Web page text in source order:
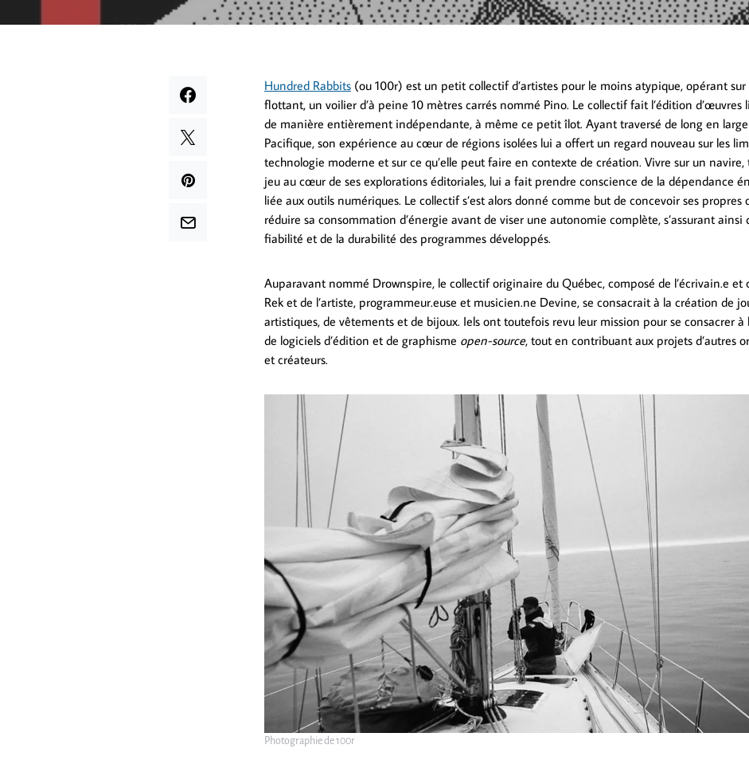
Hundred Rabbits (ou 100r) est un petit collectif d’artistes pour le moins atypique, opérant
flottant, un voilier d’à peine 10 mètres carrés nommé Pino. Le collectif fait l’édition d’œuvres
de manière entièrement indépendante, à même ce petit îlot. Ayant traversé de long en large
Pacifique, son expérience au cœur de régions isolées lui a offert un regard nouveau sur les
technologie moderne et sur ce qu’elle peut faire en contexte de création. Vivre sur un navire,
jeu au cœur de ses explorations éditoriales, lui a fait prendre conscience de la dépendance
liée aux outils numériques. Le collectif s’est alors donné comme but de concevoir ses propres
réduire sa consommation d’énergie avant de viser une autonomie complète, s’assurant ainsi
fiabilité et de la durabilité des programmes développés.
Auparavant nommé Drownspire, le collectif originaire du Québec, composé de l’écrivain.e et
Rek et de l’artiste, programmeur.euse et musicien.ne Devine, se consacrait à la création de
artistiques, de vêtements et de bijoux. Iels ont toutefois revu leur mission pour se consacrer à
de logiciels d’édition et de graphisme open-source, tout en contribuant aux projets d’autres
et créateurs.
Photographie de 100r